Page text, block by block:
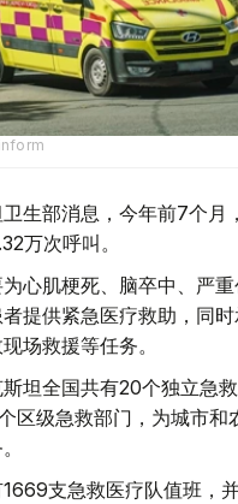
生部消息，今年前7个月
万次呼叫。
心肌梗死、脑卒中、严
提供紧急医疗救助，同
场救援等任务。
坦全国共有20个独立急
区级急救部门，为城市和
支急救医疗队值班，